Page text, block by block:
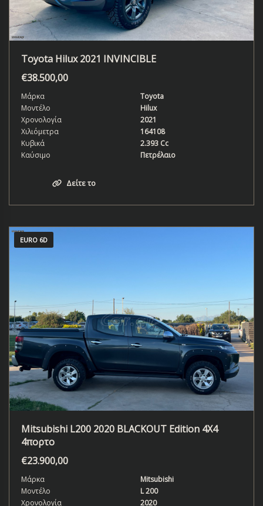
Toyota Hilux 2021 INVINCIBLE
€38.500,00
Μάρκα
Toyota
Μοντέλο
Hilux
Χρονολογία
2021
Χιλιόμετρα
164108
Κυβικά
2.393 Cc
Καύσιμο
Πετρέλαιο
Δείτε το
EURO 6D
Mitsubishi L200 2020 BLACKOUT Edition 4X4
4πορτο
€23.900,00
Μάρκα
Mitsubishi
Μοντέλο
L 200
Χρονολογία
2020